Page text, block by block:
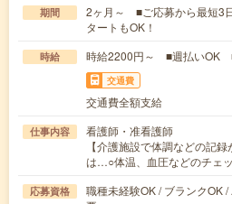
期間
2ヶ月～ ■ご応募から最短3
タートもOK！
時給 時給2200円～ ■週払いOK
交通費
交通費全額支給
仕事内容
看護師・准看護師
【介護施設で体調などの記
は…○体温、血圧などのチェ
応募資格
職種未経験OK / ブランクOK